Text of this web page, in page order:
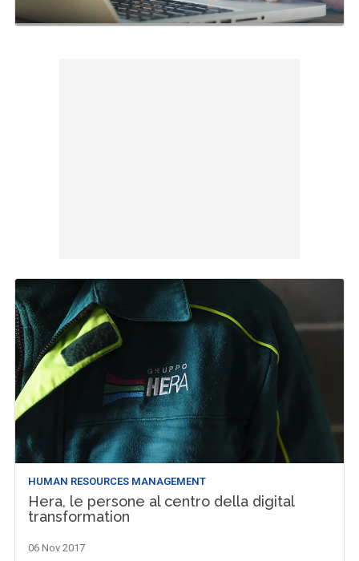
HUMAN RESOURCES MANAGEMENT
Hera, le persone al centro della digital
transformation
06 Nov 2017